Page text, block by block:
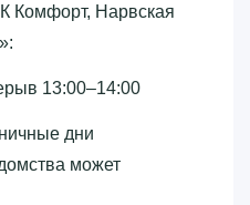
Комфорт, Нарвская
13:00–14:00
дни
может